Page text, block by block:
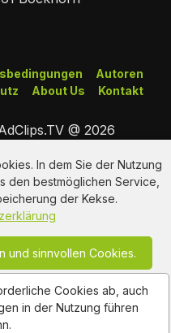
In dem Sie der Nutzung
den bestmöglichen Service,
der Kekse.
und sinnvollen Cookies.
Cookies ab, auch
in der Nutzung führen
Autoren
Kontakt
About Us
@ 2026